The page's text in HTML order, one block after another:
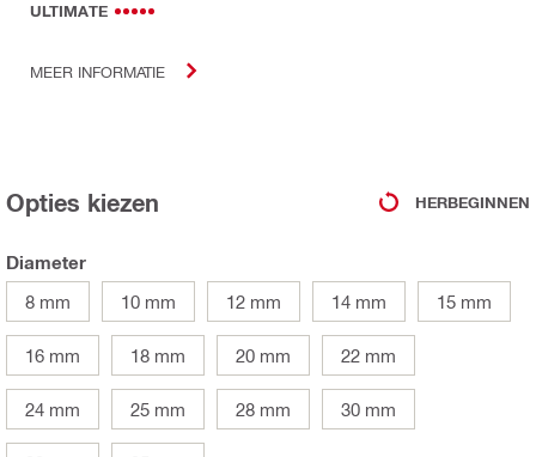
ULTIMATE
MEER INFORMATIE
Opties kiezen HERBEGINNEN
Diameter
8 mm
10 mm 12 mm 14 mm 15 mm
16 mm 18 mm 20 mm 22 mm
24 mm 25 mm 28 mm 30 mm